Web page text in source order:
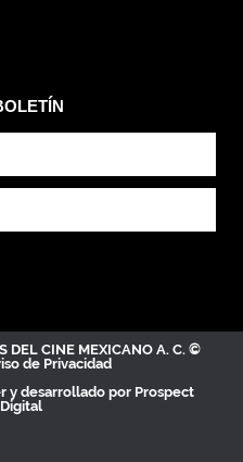
DEL CINE MEXICANO A. C. ©
de Privacidad
y desarrollado por Prospect